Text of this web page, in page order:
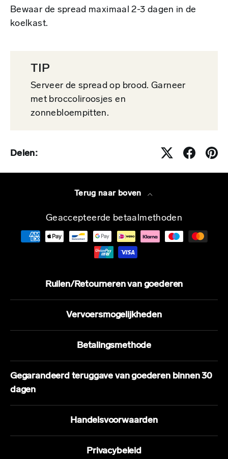
Bewaar de spread maximaal 2-3 dagen in de
koelkast.
TIP
Serveer de spread op brood. Garneer
met broccoliroosjes en
zonnebloempitten.
Delen:
Terug naar boven
Geaccepteerde betaalmethoden
Ruilen/Retourneren van goederen
Vervoersmogelijkheden
Betalingsmethode
Gegarandeerd teruggave van goederen binnen 30
dagen
Handelsvoorwaarden
Privacybeleid